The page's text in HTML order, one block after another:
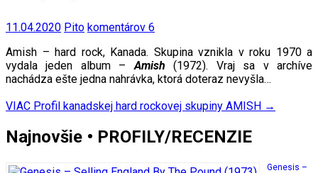
11.04.2020 Pito komentárov 6
Amish – hard rock, Kanada. Skupina vznikla v roku 1970 a
vydala jeden album –Amish (1972). Vraj sa v archíve
nachádza ešte jedna nahrávka, ktorá doteraz nevyšla…
VIAC Profil kanadskej hard rockovej skupiny AMISH →
Najnovšie • PROFILY/RECENZIE
Genesis –